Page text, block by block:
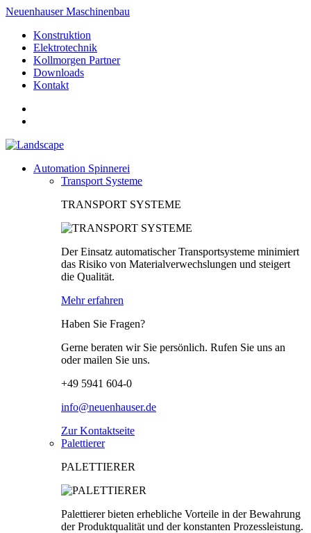
Neuenhauser Maschinenbau
Konstruktion
Elektrotechnik
Kollmorgen Partner
Downloads
Kontakt
Automation Spinnerei
Transport Systeme
TRANSPORT SYSTEME
Der Einsatz automatischer Transportsysteme minimiert
das Risiko von Materialverwechslungen und steigert
die Qualität.
Mehr erfahren
Haben Sie Fragen?
Gerne beraten wir Sie persönlich. Rufen Sie uns an
oder mailen Sie uns.
+49 5941 604-0
info@neuenhauser.de
Zur Kontaktseite
Palettierer
PALETTIERER
Palettierer bieten erhebliche Vorteile in der Bewahrung
der Produktqualität und der konstanten Prozessleistung.